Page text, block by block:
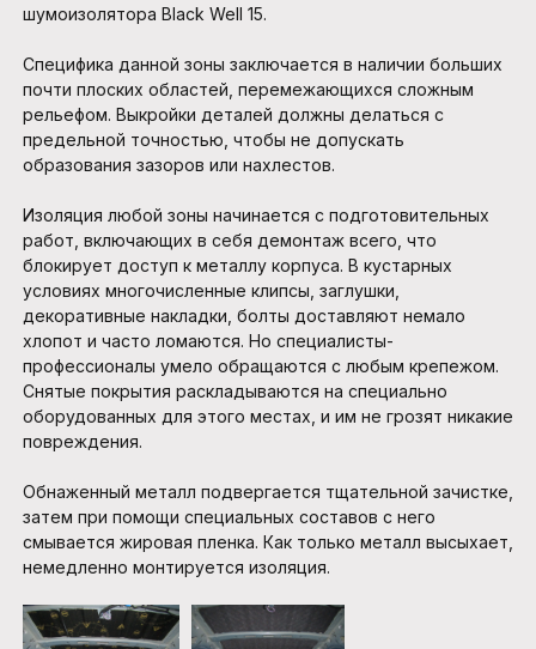
шумоизолятора Black Well 15.
Специфика данной зоны заключается в наличии больших
почти плоских областей, перемежающихся сложным
рельефом. Выкройки деталей должны делаться с
предельной точностью, чтобы не допускать
образования зазоров или нахлестов.
Изоляция любой зоны начинается с подготовительных
работ, включающих в себя демонтаж всего, что
блокирует доступ к металлу корпуса. В кустарных
условиях многочисленные клипсы, заглушки,
декоративные накладки, болты доставляют немало
хлопот и часто ломаются. Но специалисты-
профессионалы умело обращаются с любым крепежом.
Снятые покрытия раскладываются на специально
оборудованных для этого местах, и им не грозят никакие
повреждения.
Обнаженный металл подвергается тщательной зачистке,
затем при помощи специальных составов с него
смывается жировая пленка. Как только металл высыхает,
немедленно монтируется изоляция.